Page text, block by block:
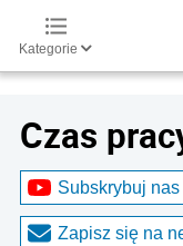
Kategorie
Czas
Subskrybuj
Zapisz się na